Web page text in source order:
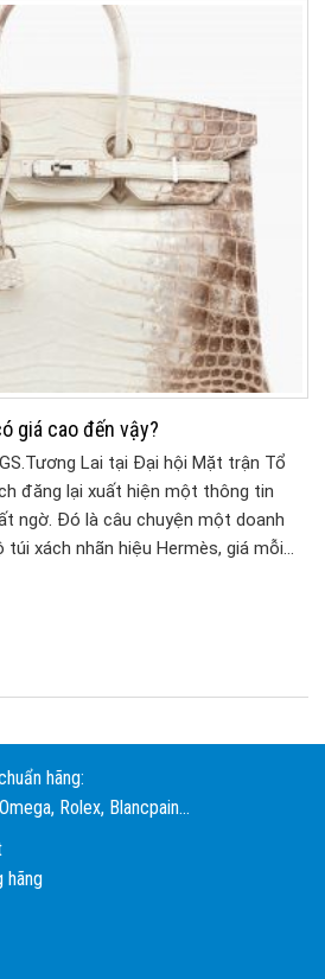
giá cao đến vậy?
Lai tại Đại hội Mặt trận Tổ
đăng lại xuất hiện một thông tin
ngờ. Đó là câu chuyện một doanh
túi xách nhãn hiệu Hermès, giá mỗi…
hãng:
Rolex, Blancpain...
hãng